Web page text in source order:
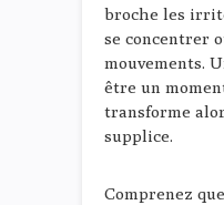
broche les
se concentrer
mouvements.
être un
transforme
supplice.
Comprenez